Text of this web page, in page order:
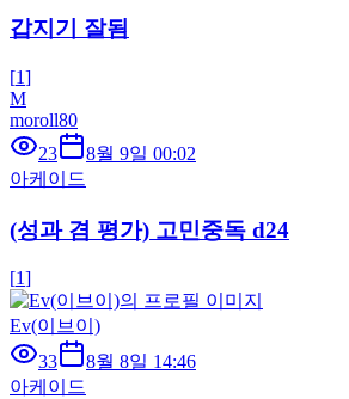
갑지기 잘됨
[1]
M
moroll80
23
8월 9일 00:02
아케이드
(성과 겸 평가) 고민중독 d24
[1]
Ev(이브이)
33
8월 8일 14:46
아케이드